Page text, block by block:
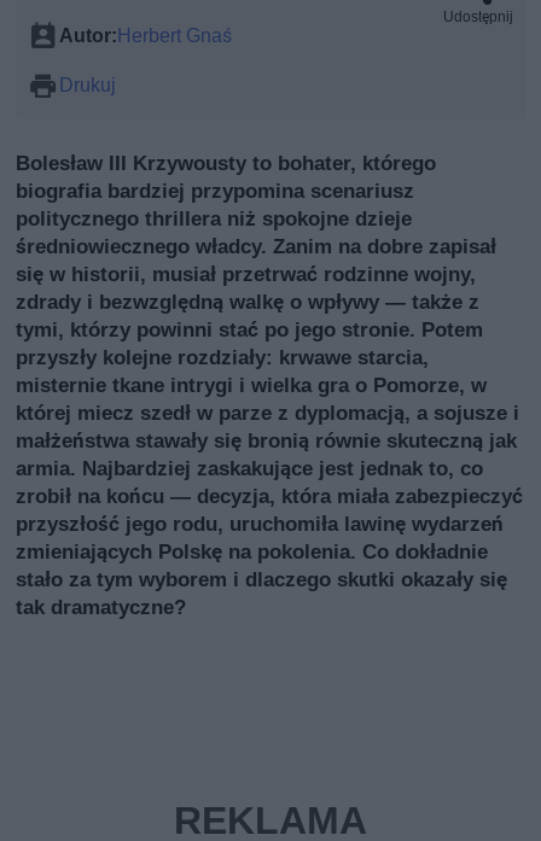
Autor: Herbert Gnaś
Drukuj
Udostępnij
Bolesław III Krzywousty to bohater, którego
biografia bardziej przypomina scenariusz
politycznego thrillera niż spokojne dzieje
średniowiecznego władcy. Zanim na dobre zapisał
się w historii, musiał przetrwać rodzinne wojny,
zdrady i bezwzględną walkę o wpływy — także z
tymi, którzy powinni stać po jego stronie. Potem
przyszły kolejne rozdziały: krwawe starcia,
misternie tkane intrygi i wielka gra o Pomorze, w
której miecz szedł w parze z dyplomacją, a sojusze i
małżeństwa stawały się bronią równie skuteczną jak
armia. Najbardziej zaskakujące jest jednak to, co
zrobił na końcu — decyzja, która miała zabezpieczyć
przyszłość jego rodu, uruchomiła lawinę wydarzeń
zmieniających Polskę na pokolenia. Co dokładnie
stało za tym wyborem i dlaczego skutki okazały się
tak dramatyczne?